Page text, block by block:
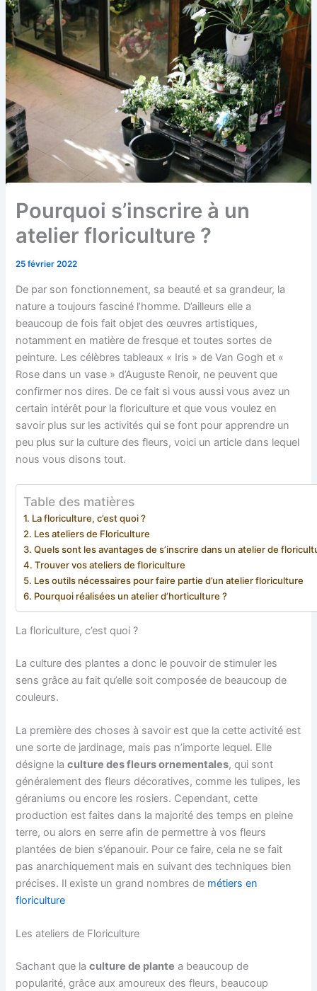
Pourquoi s’inscrire à un
atelier floriculture ?
25 février 2022
De par son fonctionnement, sa beauté et sa grandeur, la
nature a toujours fasciné l’homme. D’ailleurs elle a
beaucoup de fois fait objet des œuvres artistiques,
notamment en matière de fresque et toutes sortes de
peinture. Les célèbres tableaux « Iris » de Van Gogh et «
Rose dans un vase » d’Auguste Renoir, ne peuvent que
confirmer nos dires. De ce fait si vous aussi vous avez un
certain intérêt pour la floriculture et que vous voulez en
savoir plus sur les activités qui se font pour apprendre un
peu plus sur la culture des fleurs, voici un article dans lequel
nous vous disons tout.
Table des matières
La floriculture, c’est quoi ?
Les ateliers de Floriculture
Quels sont les avantages de s’inscrire dans un atelier de
Trouver vos ateliers de floriculture
Les outils nécessaires pour faire partie d’un atelier floriculture
Pourquoi réalisées un atelier d’horticulture ?
La floriculture, c’est quoi ?
La culture des plantes a donc le pouvoir de stimuler les
sens grâce au fait qu’elle soit composée de beaucoup de
couleurs.
La première des choses à savoir est que la cette activité est
une sorte de jardinage, mais pas n’importe lequel. Elle
désigne laculture des fleurs ornementales, qui sont
généralement des fleurs décoratives, comme les tulipes, les
géraniums ou encore les rosiers. Cependant, cette
production est faites dans la majorité des temps en pleine
terre, ou alors en serre afin de permettre à vos fleurs
plantées de bien s’épanouir. Pour ce faire, cela ne se fait
pas anarchiquement mais en suivant des techniques bien
précises. Il existe un grand nombres de métiers en
floriculture
Les ateliers de Floriculture
Sachant que laculture de plante a beaucoup de
popularité, grâce aux amoureux des fleurs, beaucoup